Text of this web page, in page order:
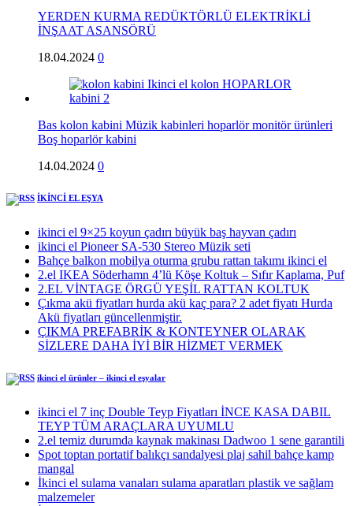
YERDEN KURMA REDÜKTÖRLÜ ELEKTRİKLİ
İNŞAAT ASANSÖRÜ
18.04.2024 0
Bas kolon kabini Müzik kabinleri hoparlör monitör ürünleri
Boş hoparlör kabini
14.04.2024 0
İKİNCİ EL EŞYA
ikinci el 9×25 koyun çadırı büyük baş hayvan çadırı
ikinci el Pioneer SA-530 Stereo Müzik seti
Bahçe balkon mobilya oturma grubu rattan takımı ikinci el
2.el IKEA Söderhamn 4’lü Köşe Koltuk – Sıfır Kaplama, Puf
2.EL VİNTAGE ÖRGÜ YEŞİL RATTAN KOLTUK
Çıkma akü fiyatları hurda akü kaç para? 2 adet fiyatı Hurda
Akü fiyatları güncellenmiştir.
ÇIKMA PREFABRİK & KONTEYNER OLARAK
SİZLERE DAHA İYİ BİR HİZMET VERMEK
ikinci el ürünler – ikinci el eşyalar
ikinci el 7 inç Double Teyp Fiyatları İNCE KASA DABIL
TEYP TÜM ARAÇLARA UYUMLU
2.el temiz durumda kaynak makinası Dadwoo 1 sene garantili
Spot toptan portatif balıkçı sandalyesi plaj sahil bahçe kamp
mangal
İkinci el sulama vanaları sulama aparatları plastik ve sağlam
malzemeler